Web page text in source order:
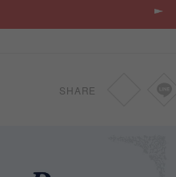
SHARE